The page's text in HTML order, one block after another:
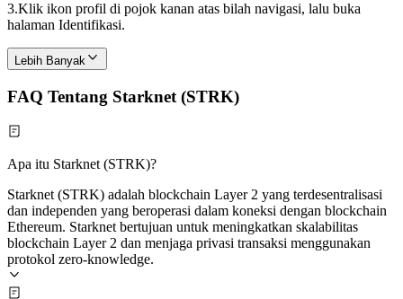
3.Klik ikon profil di pojok kanan atas bilah navigasi, lalu buka
halaman Identifikasi.
Lebih Banyak
FAQ Tentang Starknet (STRK)
Apa itu Starknet (STRK)?
Starknet (STRK) adalah blockchain Layer 2 yang terdesentralisasi
dan independen yang beroperasi dalam koneksi dengan blockchain
Ethereum. Starknet bertujuan untuk meningkatkan skalabilitas
blockchain Layer 2 dan menjaga privasi transaksi menggunakan
protokol zero-knowledge.